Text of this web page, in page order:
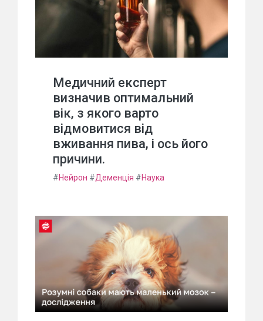
Медичний експерт
визначив оптимальний
вік, з якого варто
відмовитися від
вживання пива, і ось його
причини.
#Нейрон #Деменція #Наука